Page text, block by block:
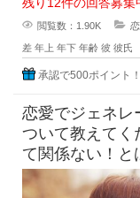
閲覧数：1.90K
差 年上 年下 年齢 彼 彼氏
承認で500ポイント！
恋愛でジェネレ
ついて教えてく
て関係ない！と
るとふとしたこ